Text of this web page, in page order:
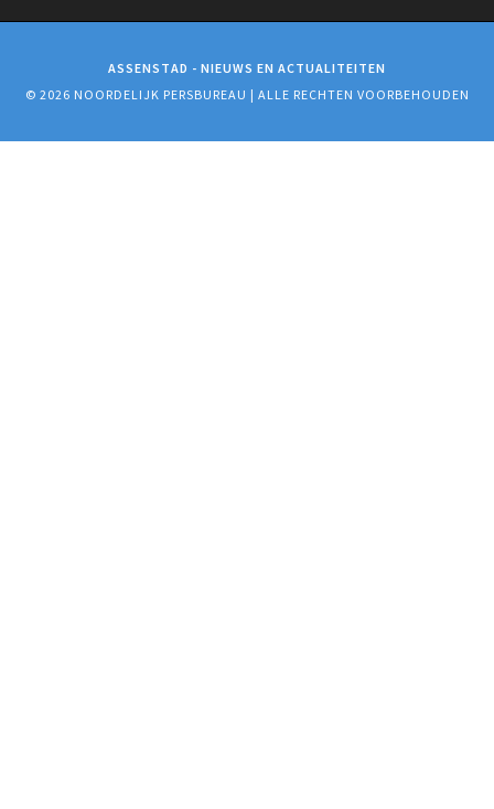
ASSENSTAD - NIEUWS EN ACTUALITEITEN
© 2026 NOORDELIJK PERSBUREAU | ALLE RECHTEN VOORBEHOUDEN